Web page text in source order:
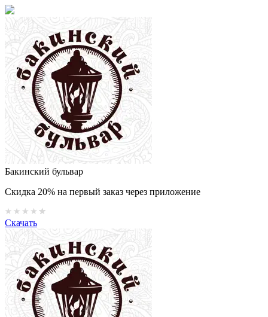
Бакинский бульвар
Скидка 20% на первый заказ через приложение
Скачать